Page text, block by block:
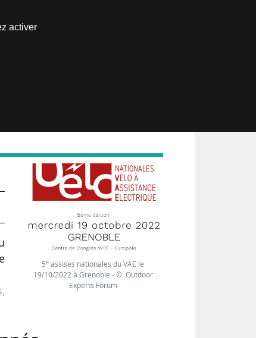
5e assises nationales du VAE le
19/10/2022 à Grenoble - © Outdoor
Experts Forum
activer